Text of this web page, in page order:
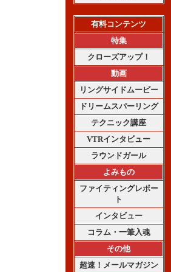
有料コンテンツ
特集
クローズアップ！
動画
リングサイドムービー
ドリームスパーリング
テクニック講座
VTRインタビュー
ラウンドガール
よみもの
ファイティングレポー
ト
インタビュー
コラム・一筆入魂
その他
超速！メールマガジン